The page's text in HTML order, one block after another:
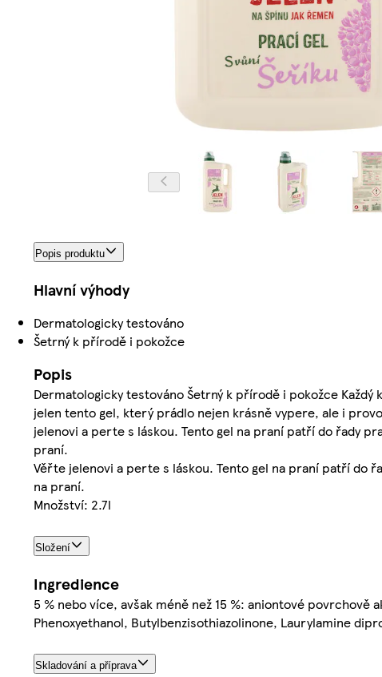
Popis produktu
Hlavní výhody
Dermatologicky testováno
Šetrný k přírodě i pokožce
Popis
Dermatologicky testováno Šetrný k přírodě i pokožce
jelen tento gel, který prádlo nejen krásně vypere, ale i
jelenovi a perte s láskou. Tento gel na praní patří do řady
praní.
Věřte jelenovi a perte s láskou. Tento gel na praní patří do
na praní.
Množství: 2.7l
Složení
Ingredience
5 % nebo více, avšak méně než 15 %: aniontové povrchově
Phenoxyethanol, Butylbenzisothiazolinone, Laurylamine
Skladování a příprava